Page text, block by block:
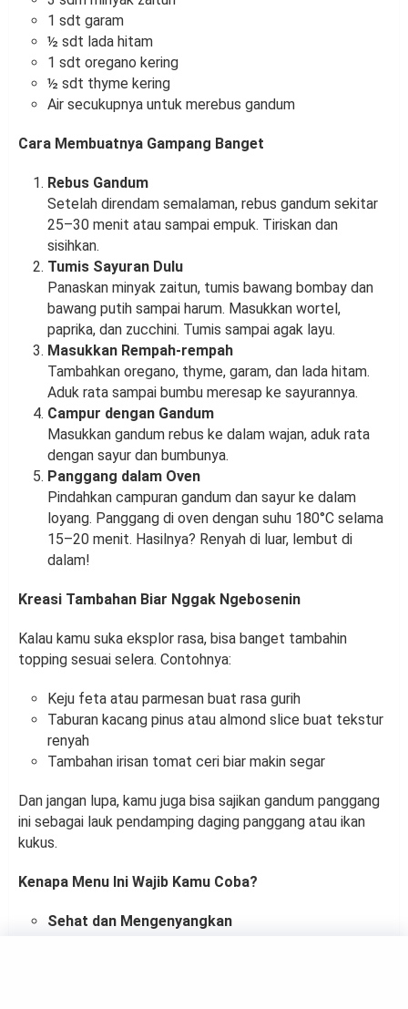
1 sdt garam
½ sdt lada hitam
1 sdt oregano kering
½ sdt thyme kering
Air secukupnya untuk merebus gandum
Cara Membuatnya Gampang Banget
Rebus Gandum
Setelah direndam semalaman, rebus gandum sekitar
25–30 menit atau sampai empuk. Tiriskan dan
sisihkan.
Tumis Sayuran Dulu
Panaskan minyak zaitun, tumis bawang bombay dan
bawang putih sampai harum. Masukkan wortel,
paprika, dan zucchini. Tumis sampai agak layu.
Masukkan Rempah-rempah
Tambahkan oregano, thyme, garam, dan lada hitam.
Aduk rata sampai bumbu meresap ke sayurannya.
Campur dengan Gandum
Masukkan gandum rebus ke dalam wajan, aduk rata
dengan sayur dan bumbunya.
Panggang dalam Oven
Pindahkan campuran gandum dan sayur ke dalam
loyang. Panggang di oven dengan suhu 180°C selama
15–20 menit. Hasilnya? Renyah di luar, lembut di
dalam!
Kreasi Tambahan Biar Nggak Ngebosenin
Kalau kamu suka eksplor rasa, bisa banget tambahin
topping sesuai selera. Contohnya:
Keju feta atau parmesan buat rasa gurih
Taburan kacang pinus atau almond slice buat tekstur
renyah
Tambahan irisan tomat ceri biar makin segar
Dan jangan lupa, kamu juga bisa sajikan gandum panggang
ini sebagai lauk pendamping daging panggang atau ikan
kukus.
Kenapa Menu Ini Wajib Kamu Coba?
Sehat dan Mengenyangkan